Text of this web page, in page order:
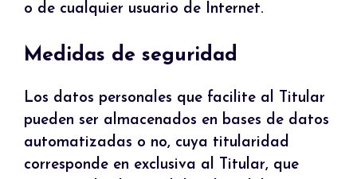
o de cualquier usuario de Internet.
Medidas de seguridad
Los datos personales que facilite al Titular
pueden ser almacenados en bases de datos
automatizadas o no, cuya titularidad
corresponde en exclusiva al Titular, que